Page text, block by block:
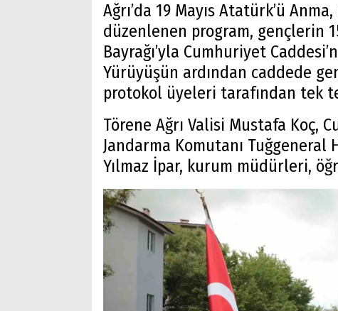
Ağrı’da 19 Mayıs Atatürk’ü
düzenlenen program, gençlerin
Bayrağı’yla Cumhuriyet
Yürüyüşün ardından caddede
protokol üyeleri tarafından tek
Törene Ağrı Valisi Mustafa Koç,
Jandarma Komutanı
Yılmaz İpar, kurum müdürleri,